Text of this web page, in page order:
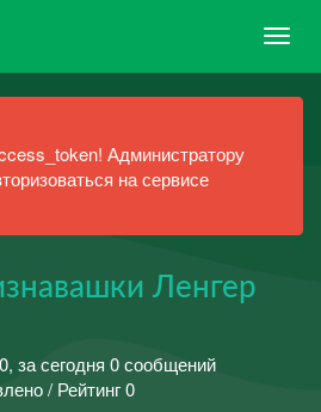
Администратору
на сервисе
Ленгер
за сегодня 0 сообщений
/ Рейтинг 0